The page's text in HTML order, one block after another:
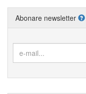
Abonare newsletter